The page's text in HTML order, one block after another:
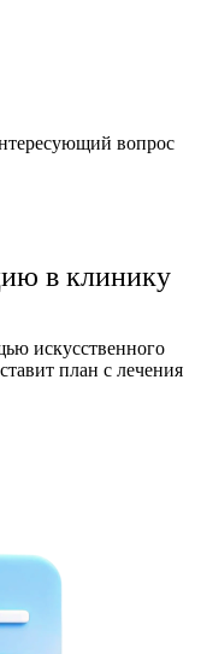
вопрос
в клинику
искусственного
план с лечения